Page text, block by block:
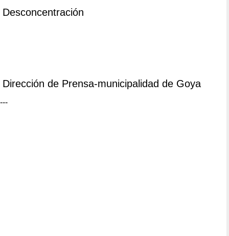
Desconcentración
Dirección de Prensa-municipalidad de Goya
---